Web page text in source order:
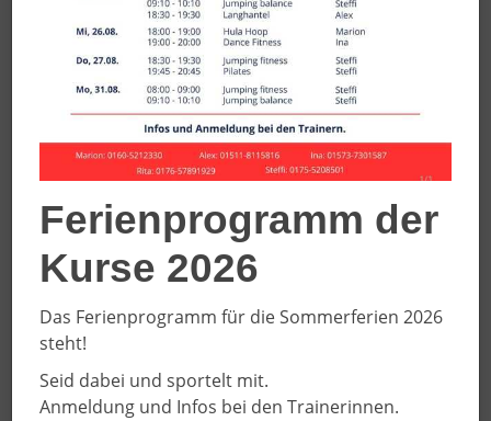
Handball 24.09.2020
Oberliga im Visier
Ferienprogramm der
Kurse 2026
Das Ferienprogramm für die Sommerferien 2026
steht!
Seid dabei und sportelt mit.
Anmeldung und Infos bei den Trainerinnen.